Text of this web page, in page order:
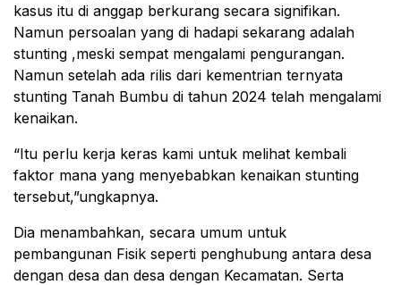
kasus itu di anggap berkurang secara signifikan.
Namun persoalan yang di hadapi sekarang adalah
stunting ,meski sempat mengalami pengurangan.
Namun setelah ada rilis dari kementrian ternyata
stunting Tanah Bumbu di tahun 2024 telah mengalami
kenaikan.
“Itu perlu kerja keras kami untuk melihat kembali
faktor mana yang menyebabkan kenaikan stunting
tersebut,”ungkapnya.
Dia menambahkan, secara umum untuk
pembangunan Fisik seperti penghubung antara desa
dengan desa dan desa dengan Kecamatan. Serta